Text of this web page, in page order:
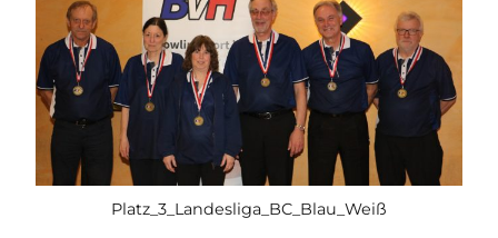
Platz_3_Landesliga_BC_Blau_Weiß